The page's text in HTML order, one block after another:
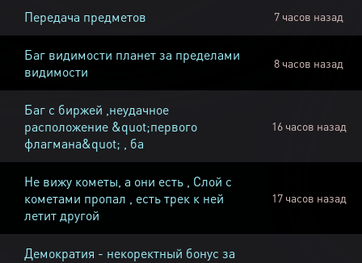
Передача предметов 7 часов назад
Баг видимости планет за пределами
видимости
8 часов назад
Баг с биржей ,неудачное
расположение &quot;первого
флагмана&quot; , ба
16 часов назад
Не вижу кометы, а они есть , Слой с
кометами пропал , есть трек к ней
летит другой
17 часов назад
Демократия - некоректный бонус за